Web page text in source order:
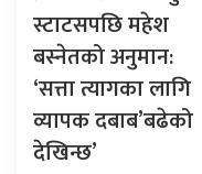
स्टाटसपछि महेश
बस्नेतको अनुमान:
‘सत्ता त्यागका लागि
व्यापक दबाब’बढेको
देखिन्छ’